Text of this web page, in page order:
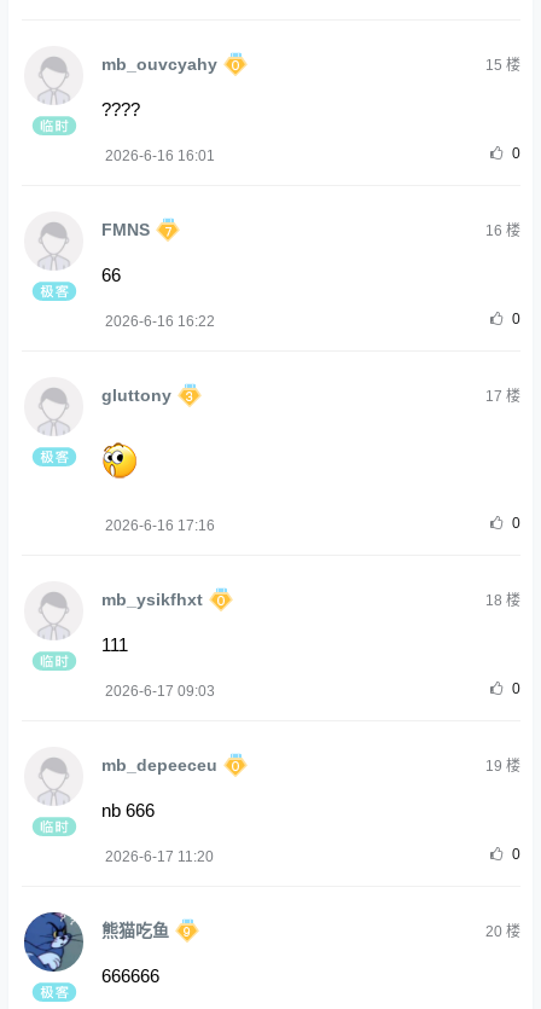
mb_ouvcyahy 15 楼
????
2026-6-16 16:01 0
FMNS 16 楼
66
2026-6-16 16:22 0
gluttony 17 楼
2026-6-16 17:16 0
mb_ysikfhxt 18 楼
111
2026-6-17 09:03 0
mb_depeeceu 19 楼
nb 666
2026-6-17 11:20 0
熊猫吃鱼 20楼
666666